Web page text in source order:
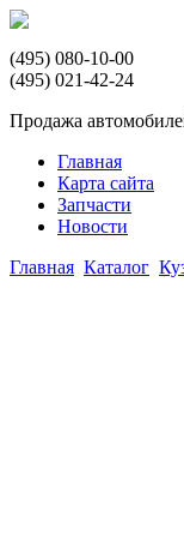
(495) 080-10-00
(495) 021-42-24
Продажа
Главная
Карта сайта
Запчасти
Новости
Главная Каталог